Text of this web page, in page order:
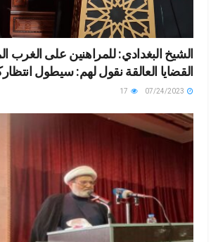
الشيخ البغدادي: للمراهنين على الغرب
القضايا العالقة نقول لهم: سيطول